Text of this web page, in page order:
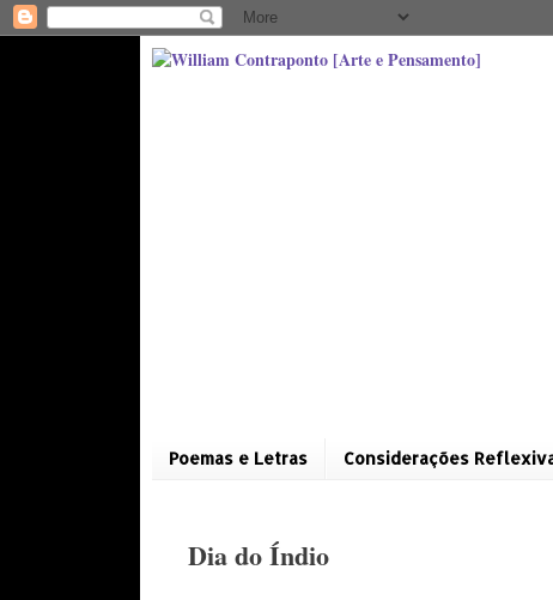
Poemas e Letras Considerações
Dia do Índio